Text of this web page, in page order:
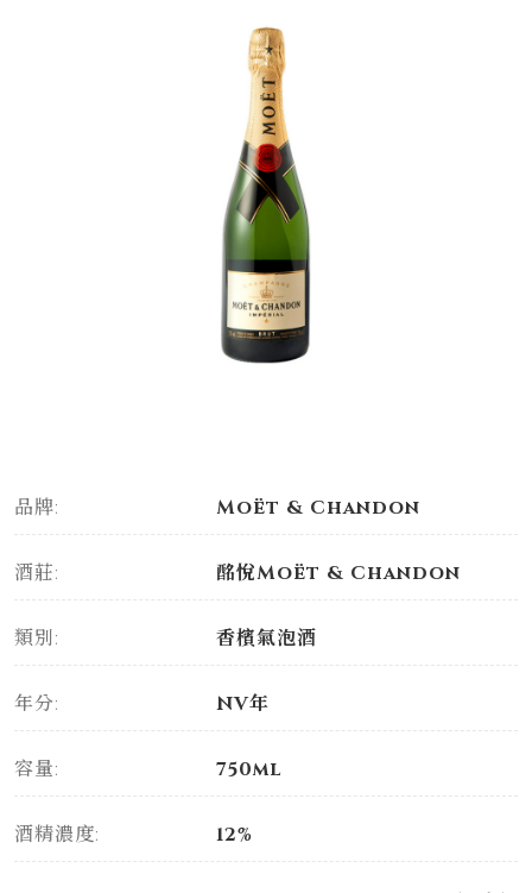
品牌: Moët & Chandon
酒莊: 酩悅Moët & Chandon
類別: 香檳氣泡酒
年分: NV年
容量: 750ml
酒精濃度: 12%